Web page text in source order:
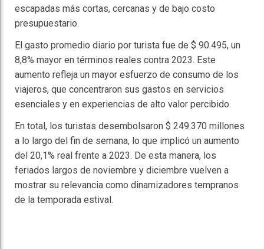
escapadas más cortas, cercanas y de bajo costo
presupuestario.
El gasto promedio diario por turista fue de $ 90.495, un
8,8% mayor en términos reales contra 2023. Este
aumento refleja un mayor esfuerzo de consumo de los
viajeros, que concentraron sus gastos en servicios
esenciales y en experiencias de alto valor percibido.
En total, los turistas desembolsaron $ 249.370 millones
a lo largo del fin de semana, lo que implicó un aumento
del 20,1% real frente a 2023. De esta manera, los
feriados largos de noviembre y diciembre vuelven a
mostrar su relevancia como dinamizadores tempranos
de la temporada estival.